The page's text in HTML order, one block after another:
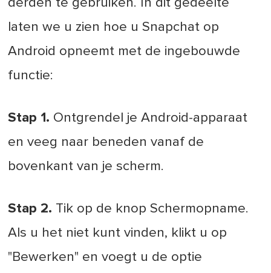
laten we u zien hoe u Snapchat op
Android opneemt met de ingebouwde
functie:
Stap 1. Ontgrendel je Android-apparaat
en veeg naar beneden vanaf de
bovenkant van je scherm.
Stap 2. Tik op de knop Schermopname.
Als u het niet kunt vinden, klikt u op
"Bewerken" en voegt u de optie